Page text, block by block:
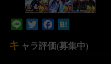
Line Twitter Facebook
キ ャラ評価(募集中)